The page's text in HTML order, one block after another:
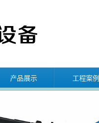
产品展示 工程案例